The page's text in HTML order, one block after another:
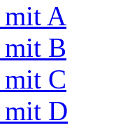
mit A
mit B
mit C
mit D